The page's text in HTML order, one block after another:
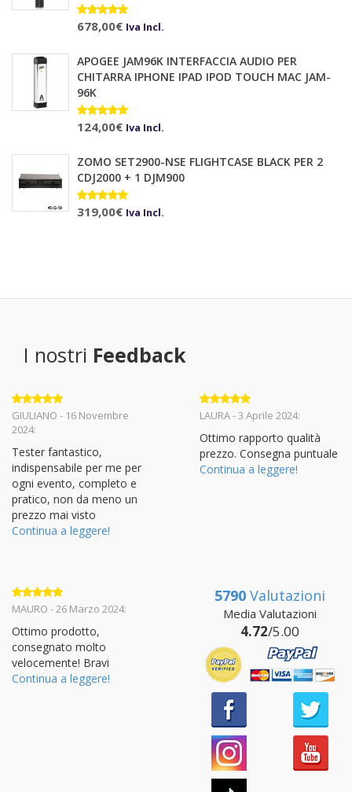
Valutato 10.00su 5
678,00€ Iva Incl.
APOGEE JAM96K INTERFACCIA AUDIO PER
CHITARRA IPHONE IPAD IPOD TOUCH MAC JAM-
96K
Valutato
5.00su 5
124,00€ Iva Incl.
ZOMO SET2900-NSE FLIGHTCASE BLACK PER 2
CDJ2000 + 1 DJM900
Valutato
5.00su 5
319,00€ Iva Incl.
I nostri Feedback
Valutato 5
su 5
GIULIANO - 16 Novembre
2024:
Tester fantastico,
indispensabile per me per
ogni evento, completo e
pratico, non da meno un
prezzo mai visto
Continua a leggere!
Valutato 5
LAURA - 3 Aprile 2024:
Ottimo rapporto qualità
prezzo. Consegna puntuale
Continua a leggere!
Valutato5
MAURO - 26 Marzo 2024:
Ottimo prodotto,
consegnato molto
velocemente! Bravi
Continua a leggere!
5790 Valutazioni
Media Valutazioni
4.72/5.00